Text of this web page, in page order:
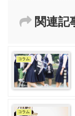
関連記
コラム
コラム